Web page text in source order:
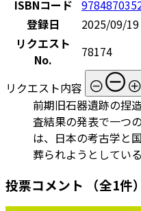
ISBNコード
登録日
2025/09/19
リクエスト
No.
78174
リクエスト内容
前期旧石器遺跡の捏
査結果の発表で一つ
は、日本の考古学と
葬られようとしてい
投票コメント （全1件）